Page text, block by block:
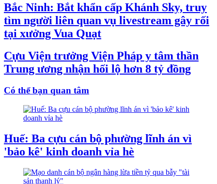
Bắc Ninh: Bắt khẩn cấp Khánh Sky, truy
tìm người liên quan vụ livestream gây rối
tại xưởng Vua Quạt
Cựu Viện trưởng Viện Pháp y tâm thần
Trung ương nhận hối lộ hơn 8 tỷ đồng
Có thể bạn quan tâm
Huế: Ba cựu cán bộ phường lĩnh án vì
'bảo kê' kinh doanh vỉa hè